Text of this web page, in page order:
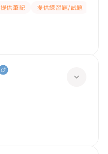
提供筆記 提供練習題/試題